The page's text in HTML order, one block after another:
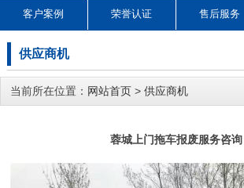
客户案例 荣誉认证 售后服务
供应商机
当前所在位置： 网站首页 > 供应商机
蓉城上门拖车报废服务咨询